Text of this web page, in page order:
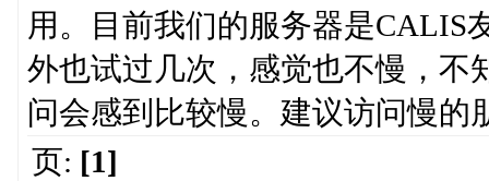
用。目前我们的服务器是CALIS
外也试过几次，感觉也不慢，不
问会感到比较慢。建议访问慢的
页: [1]